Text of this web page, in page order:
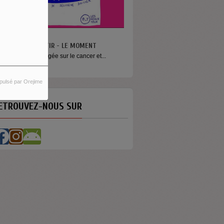
par Orejime
VA PAS S’MENTIR - LE MOMENT
émission engagée sur le cancer et...
NOUS SUR